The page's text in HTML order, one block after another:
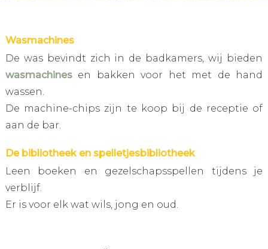
Wasmachines
De was bevindt zich in de badkamers, wij bieden
wasmachines en bakken voor het met de hand
wassen.
De machine-chips zijn te koop bij de receptie of
aan de bar.
De bibliotheek en spelletjesbibliotheek
Leen boeken en gezelschapsspellen tijdens je
verblijf.
Er is voor elk wat wils, jong en oud.